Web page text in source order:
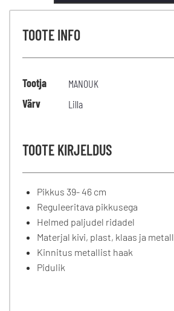
TOOTE INFO
Tootja
MANOUK
Värv
Lilla
TOOTE KIRJELDUS
Pikkus 39- 46 cm
Reguleeritava pikkusega
Helmed paljudel ridadel
Materjal kivi, plast, klaas ja metall
Kinnitus metallist haak
Pidulik